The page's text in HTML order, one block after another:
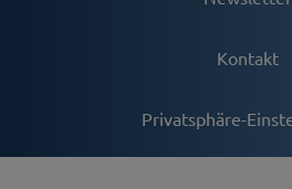
Kontakt
Privatsphäre-